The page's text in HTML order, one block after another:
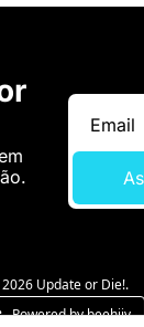
Update or Die!.
Powered by beehiiv